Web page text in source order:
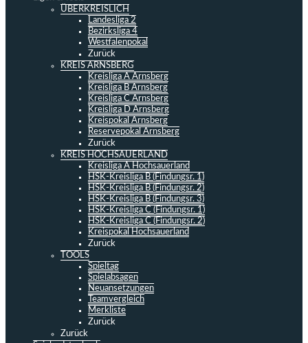
ÜBERKREISLICH
Landesliga 2
Bezirksliga 4
Westfalenpokal
Zurück
KREIS ARNSBERG
Kreisliga A Arnsberg
Kreisliga B Arnsberg
Kreisliga C Arnsberg
Kreisliga D Arnsberg
Kreispokal Arnsberg
Reservepokal Arnsberg
Zurück
KREIS HOCHSAUERLAND
Kreisliga A Hochsauerland
HSK-Kreisliga B (Findungsr. 1)
HSK-Kreisliga B (Findungsr. 2)
HSK-Kreisliga B (Findungsr. 3)
HSK-Kreisliga C (Findungsr. 1)
HSK-Kreisliga C (Findungsr. 2)
Kreispokal Hochsauerland
Zurück
TOOLS
Spieltag
Spielabsagen
Neuansetzungen
Teamvergleich
Merkliste
Zurück
Zurück